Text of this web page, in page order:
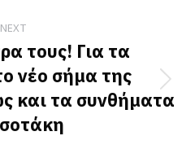
NEXT
Next
post:
τους! Για τα
νέο σήμα της
και τα συνθήματα